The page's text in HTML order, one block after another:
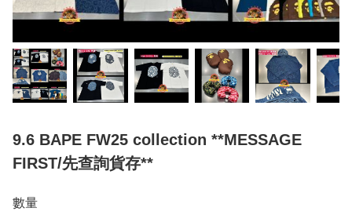
9.6 BAPE FW25 collection **MESSAGE
FIRST/先查詢貨存**
數量